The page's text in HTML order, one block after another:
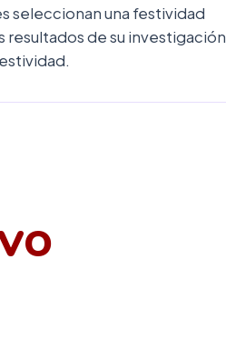
seleccionan una festividad
de su investigación